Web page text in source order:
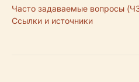
Часто задаваемые вопросы
Ссылки и источники